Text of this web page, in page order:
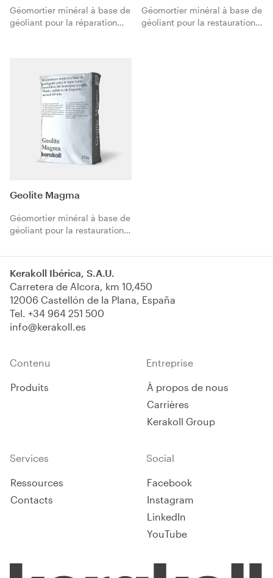
Géomortier minéral à base de
géoliant pour la réparation
Géomortier minéral à base de
géoliant pour la restauration
Geolite Magma
Géomortier minéral à base de
géoliant pour la restauration
Coulable à usages multiples,
Kerakoll Ibérica, S.A.U.
Carretera de Alcora, km 10,450
12006 Castellón de la Plana, España
Tel. +34 964 251 500
info@kerakoll.es
Contenu
Produits
Entreprise
À propos de nous
Carrières
Kerakoll Group
Services
Ressources
Contacts
Social
Facebook
Instagram
LinkedIn
YouTube